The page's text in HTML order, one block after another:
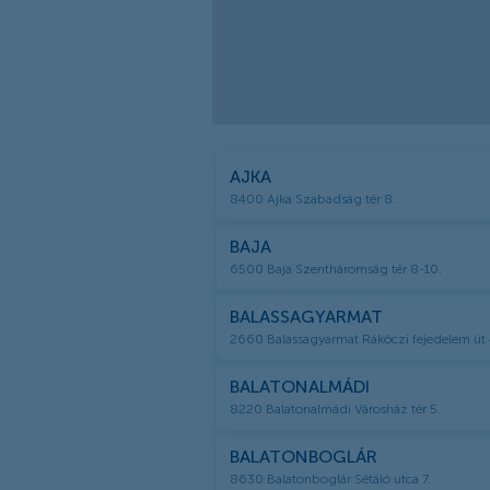
AJKA
8400 Ajka Szabadság tér 8.
BAJA
6500 Baja Szentháromság tér 8-10.
BALASSAGYARMAT
2660 Balassagyarmat Rákóczi fejedelem út
BALATONALMÁDI
8220 Balatonalmádi Városház tér 5.
BALATONBOGLÁR
8630 Balatonboglár Sétáló utca 7.